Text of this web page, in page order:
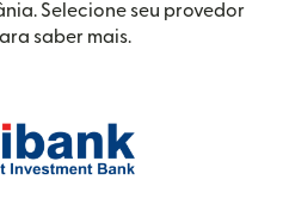
Selecione seu provedor
saber mais.